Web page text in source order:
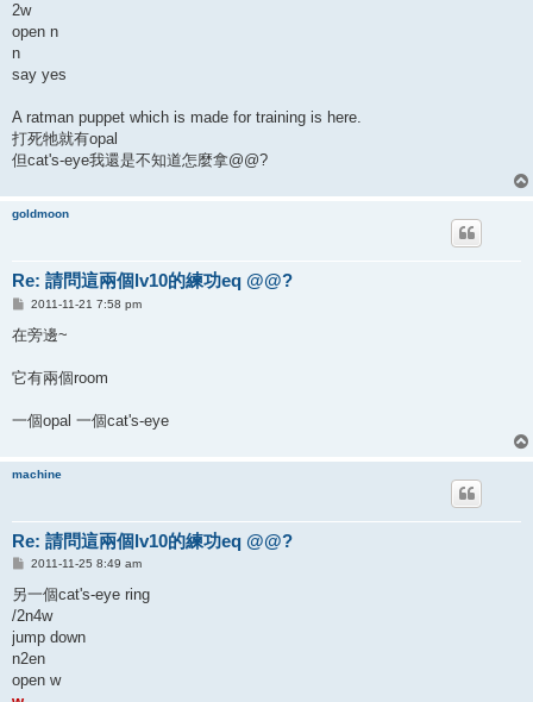
2w
open n
n
say yes
A ratman puppet which is made for training is here.
打死牠就有opal
但cat's-eye我還是不知道怎麼拿@@?
goldmoon
Re: 請問這兩個lv10的練功eq @@?
P
s
t
2011-11-21 7:58 pm
在旁邊~
它有兩個room
一個opal 一個cat's-eye
machine
Re: 請問這兩個lv10的練功eq @@?
P
s
2011-11-25 8:49 am
另一個cat's-eye ring
/2n4w
jump down
n2en
open w